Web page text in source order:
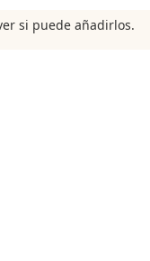
si puede añadirlos.